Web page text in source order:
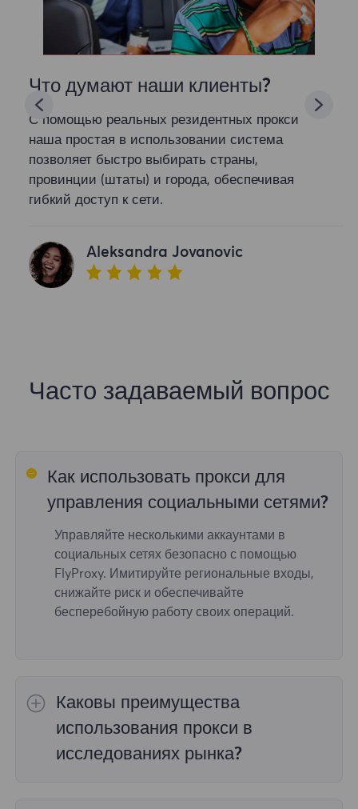
Что думают наши клиенты?
С помощью реальных резидентных прокси
наша простая в использовании система
позволяет быстро выбирать страны,
провинции (штаты) и города, обеспечивая
гибкий доступ к сети.
Aleksandra Jovanovic
Часто задаваемый вопрос
Как использовать прокси для
управления социальными сетями?
Управляйте несколькими аккаунтами в
социальных сетях безопасно с помощью
FlyProxy. Имитируйте региональные входы,
снижайте риск и обеспечивайте
бесперебойную работу своих операций.
Каковы преимущества
использования прокси в
исследованиях рынка?